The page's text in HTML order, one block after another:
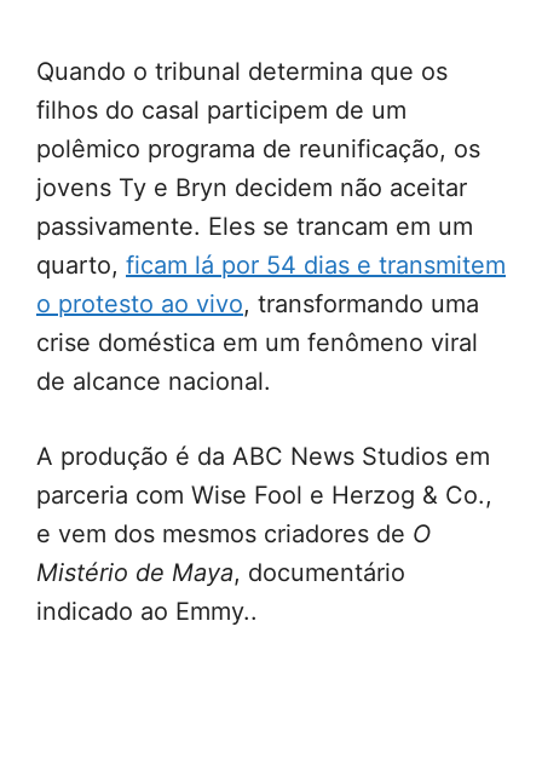
Quando o tribunal determina que os
filhos do casal participem de um
polêmico programa de reunificação, os
jovens Ty e Bryn decidem não aceitar
passivamente. Eles se trancam em um
quarto, ficam lá por 54 dias e transmitem
o protesto ao vivo, transformando uma
crise doméstica em um fenômeno viral
de alcance nacional.
A produção é da ABC News Studios em
parceria com Wise Fool e Herzog & Co.,
e vem dos mesmos criadores de O
Mistério de Maya, documentário
indicado ao Emmy..